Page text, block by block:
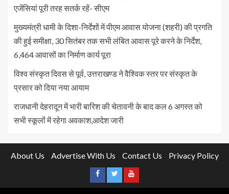
एजेंसियां पूरी तरह सतर्क रहें- सीएम
मुख्यमंत्री धामी के दिशा-निर्देशों में पीएम आवास योजना (शहरी) की प्रगति
की हुई समीक्षा, 30 सितंबर तक सभी लंबित आवास पूरे करने के निर्देश,
6,464 आवासों का निर्माण कार्य पूरा
विश्व संस्कृत दिवस से पूर्व, उत्तराखण्ड ने वैश्विक स्तर पर संस्कृत के
प्रसार को दिया नया आयाम
राजधानी देहरादून में भारी बारिश की चेतावनी के बाद कल 6 अगस्त को
सभी स्कूलों में रहेगा अवकाश,आदेश जारी
About Us Advertise With Us Contact Us Privacy Policy